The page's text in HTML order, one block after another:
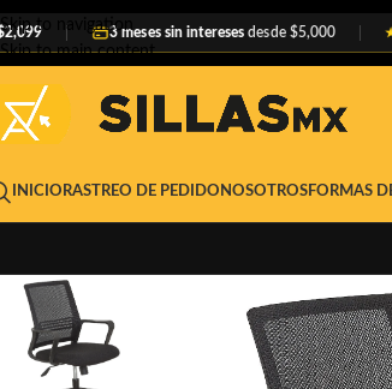
Skip to navigation
Skip to main content
3 meses sin interesesdesde $5,000
INICIO RASTREO DE PEDIDO NOSOTROSFORMAS